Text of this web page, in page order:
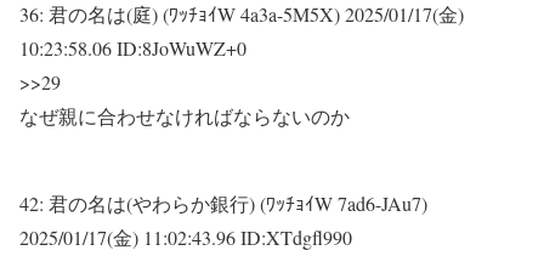
36: 君の名は(庭) (ﾜｯﾁｮｲW 4a3a-5M5X)2025/01/17(金)
10:23:58.06 ID:8JoWuWZ+0
>>29
なぜ親に合わせなければならないのか
42: 君の名は(やわらか銀行) (ﾜｯﾁｮｲW 7ad6-JAu7)
2025/01/17(金) 11:02:43.96 ID:XTdgfl990